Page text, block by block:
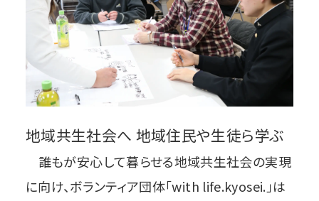
地域共生社会へ 地域住民や生徒ら学ぶ
誰もが安心して暮らせる地域共生社会の実現
に向け、ボランティア団体「with life.kyosei.」は